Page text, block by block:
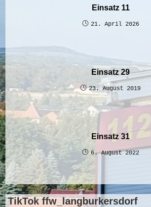
Einsatz 11
21. April 2026
Einsatz 29
23. August 2019
Einsatz 31
6. August 2022
TikTok ffw_langburkersdorf